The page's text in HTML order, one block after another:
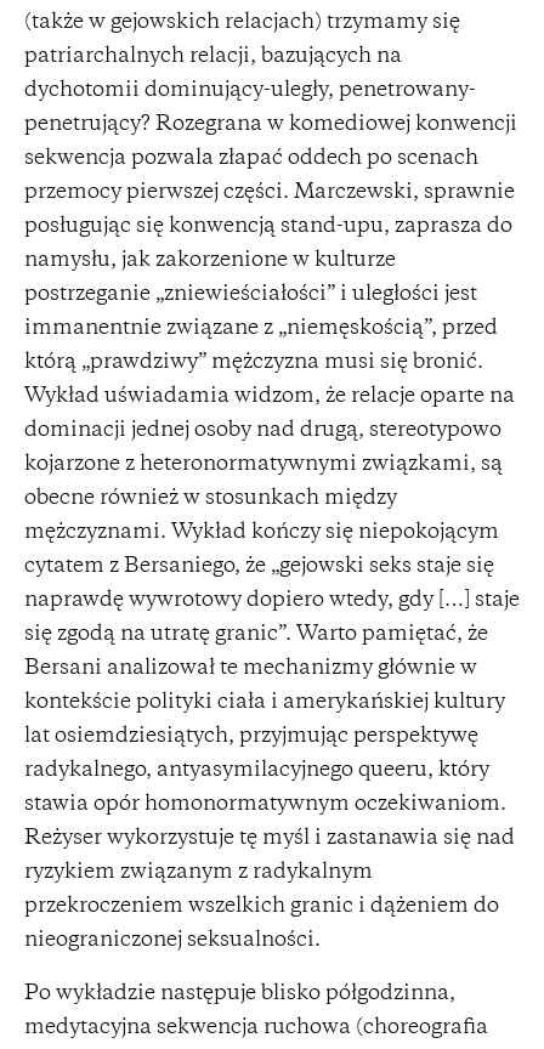
(także w gejowskich relacjach) trzymamy się
patriarchalnych relacji, bazujących na
dychotomii dominujący-uległy, penetrowany-
penetrujący? Rozegrana w komediowej konwencji
sekwencja pozwala złapać oddech po scenach
przemocy pierwszej części. Marczewski, sprawnie
posługując się konwencją stand-upu, zaprasza do
namysłu, jak zakorzenione w kulturze
postrzeganie „zniewieściałości” i uległości jest
immanentnie związane z „niemęskością”, przed
którą „prawdziwy” mężczyzna musi się bronić.
Wykład uświadamia widzom, że relacje oparte na
dominacji jednej osoby nad drugą, stereotypowo
kojarzone z heteronormatywnymi związkami, są
obecne również w stosunkach między
mężczyznami. Wykład kończy się niepokojącym
cytatem z Bersaniego, że „gejowski seks staje się
naprawdę wywrotowy dopiero wtedy, gdy […] staje
się zgodą na utratę granic”. Warto pamiętać, że
Bersani analizował te mechanizmy głównie w
kontekście polityki ciała i amerykańskiej kultury
lat osiemdziesiątych, przyjmując perspektywę
radykalnego, antyasymilacyjnego queeru, który
stawia opór homonormatywnym oczekiwaniom.
Reżyser wykorzystuje tę myśl i zastanawia się nad
ryzykiem związanym z radykalnym
przekroczeniem wszelkich granic i dążeniem do
nieograniczonej seksualności.
Po wykładzie następuje blisko półgodzinna,
medytacyjna sekwencja ruchowa (choreografia